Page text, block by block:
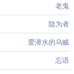
老鬼
隐为者
爱潜水的乌贼
忘语